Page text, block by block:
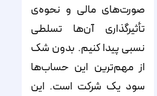
صورت‌های مالی و نحوه‌ی
تأثیرگذاری آن‌ها تسلطی
نسبی پیدا کنیم. بدون شک
از مهم‌ترین این حساب‌ها
سود یک شرکت است. این